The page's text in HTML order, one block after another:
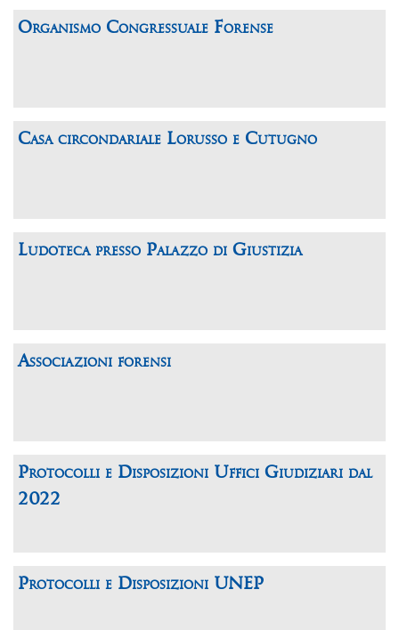
Organismo Congressuale Forense
Casa circondariale Lorusso e Cutugno
Ludoteca presso Palazzo di Giustizia
Associazioni forensi
Protocolli e Disposizioni Uffici Giudiziari dal
2022
Protocolli e Disposizioni UNEP